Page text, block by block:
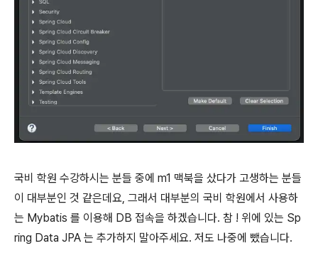
국비 학원 수강하시는 분들 중에 m1 맥북을 샀다가 고생하는 분들
이 대부분인 것 같은데요, 그래서 대부분의 국비 학원에서 사용하
는 Mybatis 를 이용해 DB 접속을 하겠습니다. 참 ! 위에 있는 Sp
ring Data JPA 는 추가하지 말아주세요. 저도 나중에 뺐습니다.